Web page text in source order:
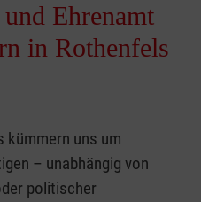
Ehrenamt
in Rothenfels
kümmern uns um
– unabhängig von
politischer